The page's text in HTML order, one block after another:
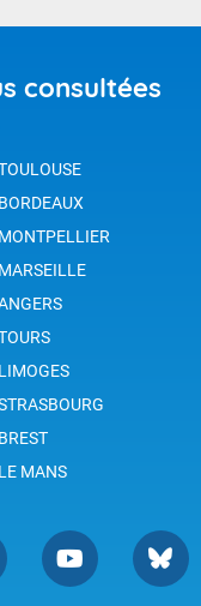
consultées
MANS